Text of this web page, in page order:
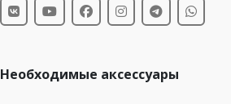
Необходимые аксессуары